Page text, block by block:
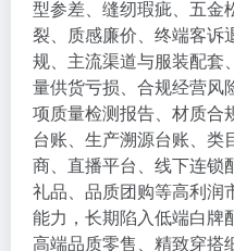
型参差、缝纫瑕疵、五金
裂、质感廉价、终端客诉
规、主流渠道与服装配套
量供货亏损、合规经营风
项质量检测报告、材质合
台账、生产溯源台账、类
商、直播平台、线下连锁
礼品、品质团购等高利润
能力，长期陷入低端白牌
高端品质零售、精致穿搭